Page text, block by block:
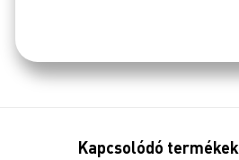
Kapcsolódó termékek